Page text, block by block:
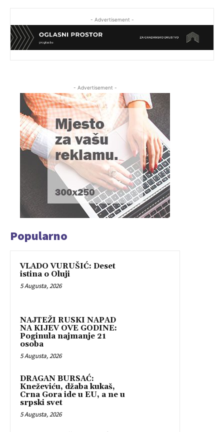
- Advertisement -
- Advertisement -
Popularno
VLADO VURUŠIĆ: Deset
istina o Oluji
5 Augusta, 2026
NAJTEŽI RUSKI NAPAD
NA KIJEV OVE GODINE:
Poginula najmanje 21
osoba
5 Augusta, 2026
DRAGAN BURSAĆ:
Kneževiću, džaba kukaš,
Crna Gora ide u EU, a ne u
srpski svet
5 Augusta, 2026